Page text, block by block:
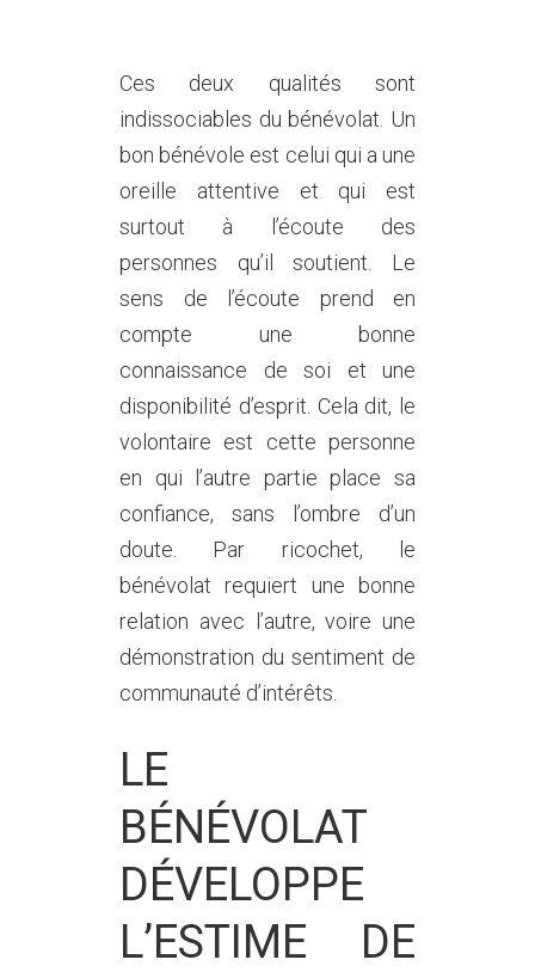
Ces deux qualités sont
indissociables du bénévolat. Un
bon bénévole est celui qui a une
oreille attentive et qui est
surtout à l’écoute des
personnes qu’il soutient. Le
sens de l’écoute prend en
compte une bonne
connaissance de soi et une
disponibilité d’esprit. Cela dit, le
volontaire est cette personne
en qui l’autre partie place sa
confiance, sans l’ombre d’un
doute. Par ricochet, le
bénévolat requiert une bonne
relation avec l’autre, voire une
démonstration du sentiment de
communauté d’intérêts.
LE
BÉNÉVOLAT
DÉVELOPPE
L’ESTIME DE